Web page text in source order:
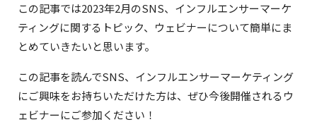
この記事では2023年2月のSNS、インフルエンサーマーケ
ティングに関するトピック、ウェビナーについて簡単にま
とめていきたいと思います。
この記事を読んでSNS、インフルエンサーマーケティング
にご興味をお持ちいただけた方は、ぜひ今後開催されるウ
ェビナーにご参加ください！